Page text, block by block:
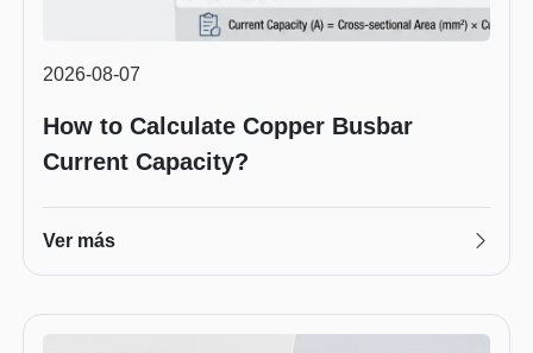
2026-08-07
How to Calculate Copper Busbar
Current Capacity?
Ver más